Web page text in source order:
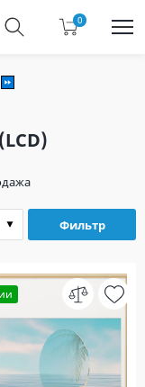
0
Фильтр